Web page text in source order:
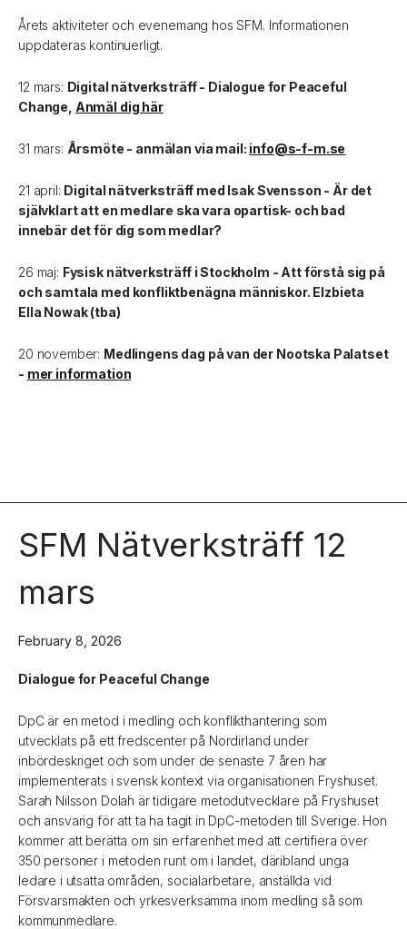
Årets aktiviteter och evenemang hos SFM. Informationen
uppdateras kontinuerligt.
12 mars: Digital nätverksträff - Dialogue for Peaceful
Change, Anmäl dig här
31 mars: Årsmöte - anmälan via mail: info@s-f-m.se
21 april: Digital nätverksträff med Isak Svensson - Är det
självklart att en medlare ska vara opartisk- och bad
innebär det för dig som medlar?
26 maj: Fysisk nätverksträff i Stockholm - Att förstå sig på
och samtala med konfliktbenägna människor. Elzbieta
Ella Nowak (tba)
20 november: Medlingens dag på van der Nootska Palatset
- mer information
SFM Nätverksträff 12
mars
February 8, 2026
Dialogue for Peaceful Change
DpC är en metod i medling och konflikthantering som
utvecklats på ett fredscenter på Nordirland under
inbördeskriget och som under de senaste 7 åren har
implementerats i svensk kontext via organisationen Fryshuset.
Sarah Nilsson Dolah är tidigare metodutvecklare på Fryshuset
och ansvarig för att ta ha tagit in DpC-metoden till Sverige. Hon
kommer att berätta om sin erfarenhet med att certifiera över
350 personer i metoden runt om i landet, däribland unga
ledare i utsatta områden, socialarbetare, anställda vid
Försvarsmakten och yrkesverksamma inom medling så som
kommunmedlare.